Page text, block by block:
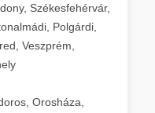
Székesfehérvár,
Polgárdi,
Veszprém,
Orosháza,